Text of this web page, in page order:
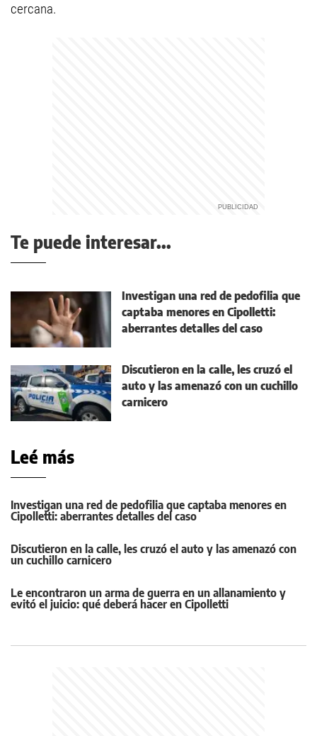
cercana.
Te puede interesar...
Investigan una red de pedofilia que
captaba menores en Cipolletti:
aberrantes detalles del caso
Discutieron en la calle, les cruzó el
auto y las amenazó con un cuchillo
carnicero
Leé más
Investigan una red de pedofilia que captaba menores en
Cipolletti: aberrantes detalles del caso
Discutieron en la calle, les cruzó el auto y las amenazó con
un cuchillo carnicero
Le encontraron un arma de guerra en un allanamiento y
evitó el juicio: qué deberá hacer en Cipolletti